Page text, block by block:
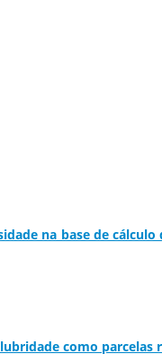
na base de
como parcelas